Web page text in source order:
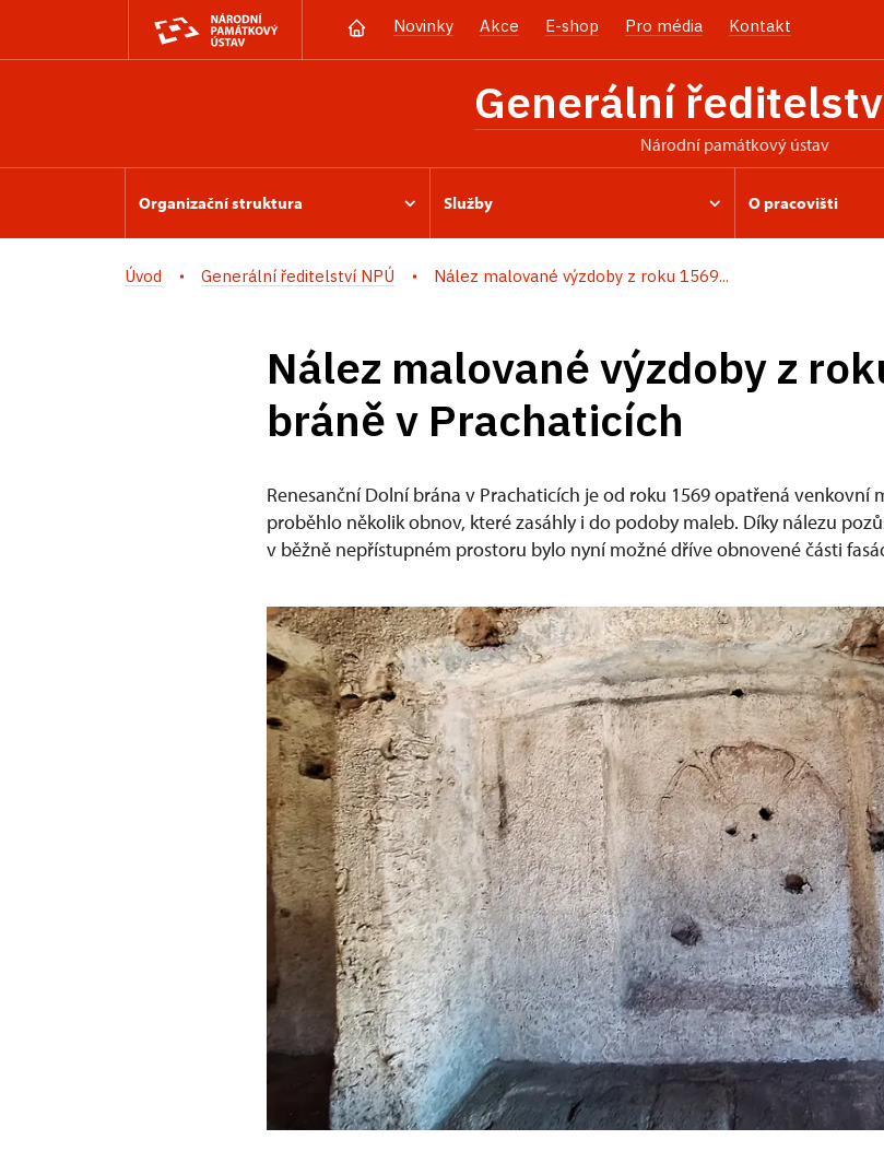
Novinky Akce E-shop Pro média Kontakt
Generální
Národní památkový ústav
Organizační struktura Služby O pracovišti
Úvod Generální ředitelství NPÚ Nález malované výzdoby z roku 1569...
Nález malované výzdoby z
bráně v Prachaticích
Renesanční Dolní brána v Prachaticích je od roku 1569 opatřená venkovní
proběhlo několik obnov, které zasáhly i do podoby maleb. Díky nálezu
v běžně nepřístupném prostoru bylo nyní možné dříve obnovené části